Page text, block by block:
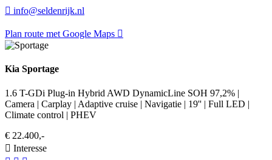
info@seldenrijk.nl
Plan route met Google Maps
Kia Sportage
1.6 T-GDi Plug-in Hybrid AWD DynamicLine SOH 97,2% |
Camera | Carplay | Adaptive cruise | Navigatie | 19'' | Full LED |
Climate control | PHEV
€ 22.400,-
Interesse